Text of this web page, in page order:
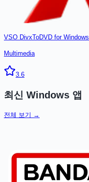
VSO DivxToDVD for Windows
Multimedia
3.6
최신 Windows 앱
전체 보기 →